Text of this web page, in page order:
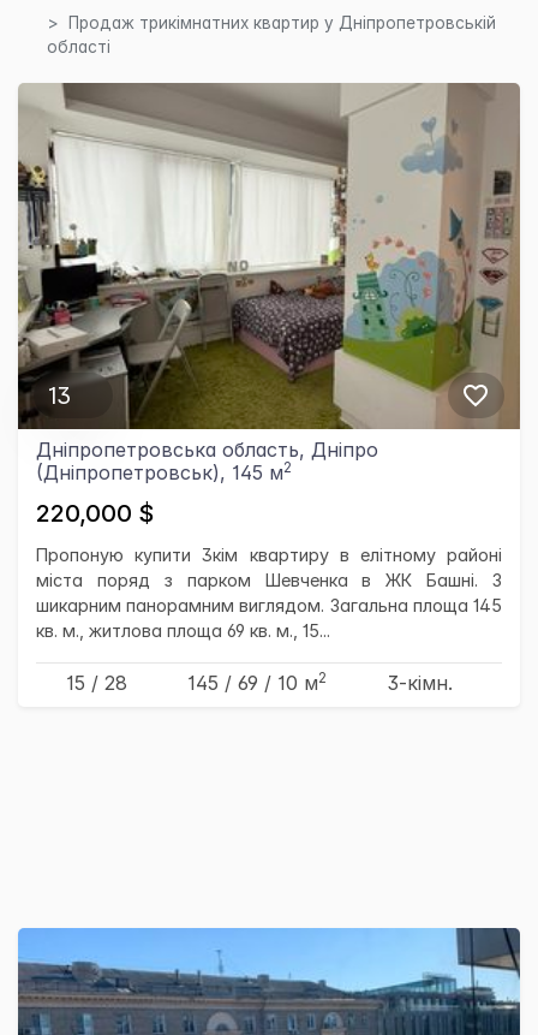
Продаж трикімнатних квартир у Дніпропетровській
області
13
Дніпропетровська область, Дніпро
(Дніпропетровськ), 145 м2
220,000 $
Пропоную купити 3кім квартиру в елітному районі
міста поряд з парком Шевченка в ЖК Башні. З
шикарним панорамним виглядом. Загальна площа 145
кв. м., житлова площа 69 кв. м., 15...
15 / 28 145 / 69 / 10 м2 3-кімн.